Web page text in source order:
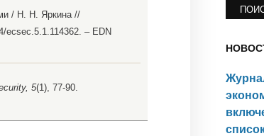
/ Н. Н. Яркина //
ecsec.5.1.114362. – EDN
5(1), 77-90.